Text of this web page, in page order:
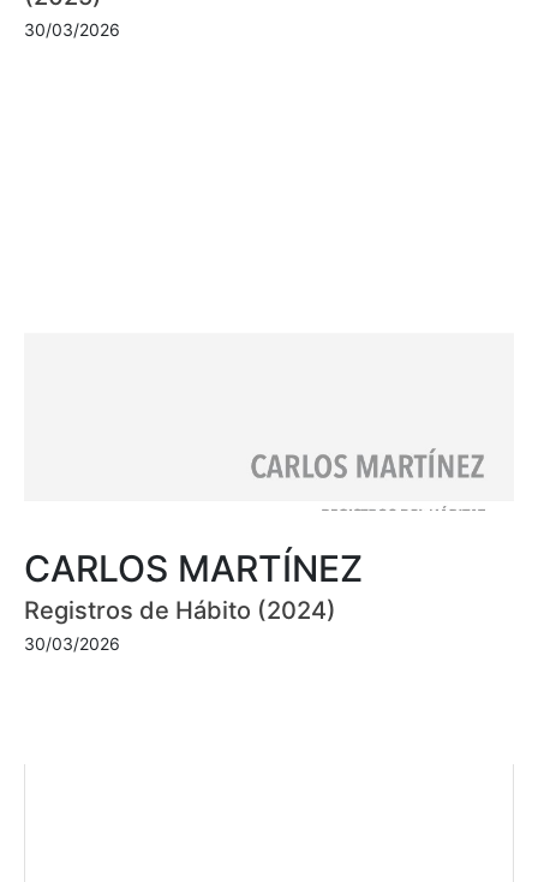
30/03/2026
CARLOS MARTÍNEZ
Registros de Hábito (2024)
30/03/2026